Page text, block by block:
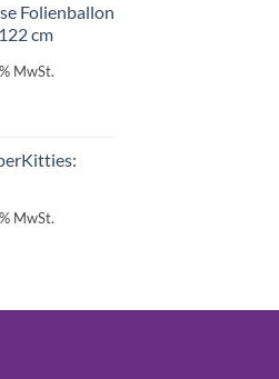
Folienballon
cm
MwSt.
MwSt.